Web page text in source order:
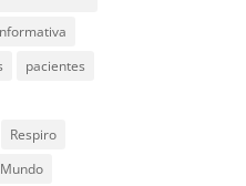
pacientes
Respiro